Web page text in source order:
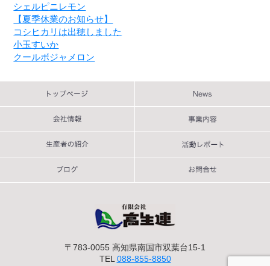
シェルピニレモン
【夏季休業のお知らせ】
コシヒカリは出穂しました
小玉すいか
クールボジャメロン
〒783-0055 高知県南国市双葉台15-1
TEL 088-855-8850